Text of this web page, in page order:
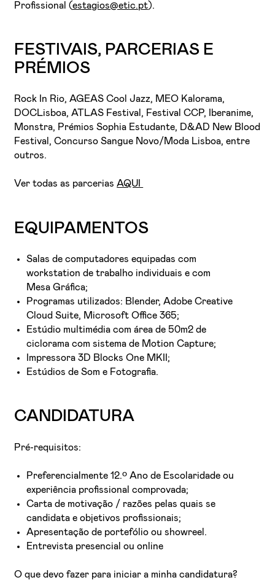
Profissional (estagios@etic.pt).
FESTIVAIS, PARCERIAS E
PRÉMIOS
Rock In Rio, AGEAS Cool Jazz, MEO Kalorama,
DOCLisboa, ATLAS Festival, Festival CCP, Iberanime,
Monstra, Prémios Sophia Estudante, D&AD New Blood
Festival, Concurso Sangue Novo/Moda Lisboa, entre
outros.
Ver todas as parceriasAQUI
EQUIPAMENTOS
Salas de computadores equipadas com
workstation de trabalho individuais e com
Mesa Gráfica;
Programas utilizados: Blender, Adobe Creative
Cloud Suite, Microsoft Office 365;
Estúdio multimédia com área de 50m2 de
ciclorama com sistema de Motion Capture;
Impressora 3D Blocks One MKII;
Estúdios de Som e Fotografia.
CANDIDATURA
Pré-requisitos:
Preferencialmente 12.º Ano de Escolaridade ou
experiência profissional comprovada;
Carta de motivação / razões pelas quais se
candidata e objetivos profissionais;
Apresentação de portefólio ou showreel.
Entrevista presencial ou online
O que devo fazer para iniciar a minha candidatura?